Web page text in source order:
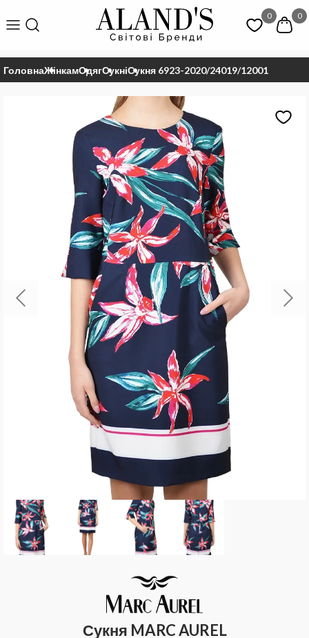
0 0
ГоловнаЖінкамОдягСукніСукня 6923-2020/24019/12001
Сукня MARC AUREL